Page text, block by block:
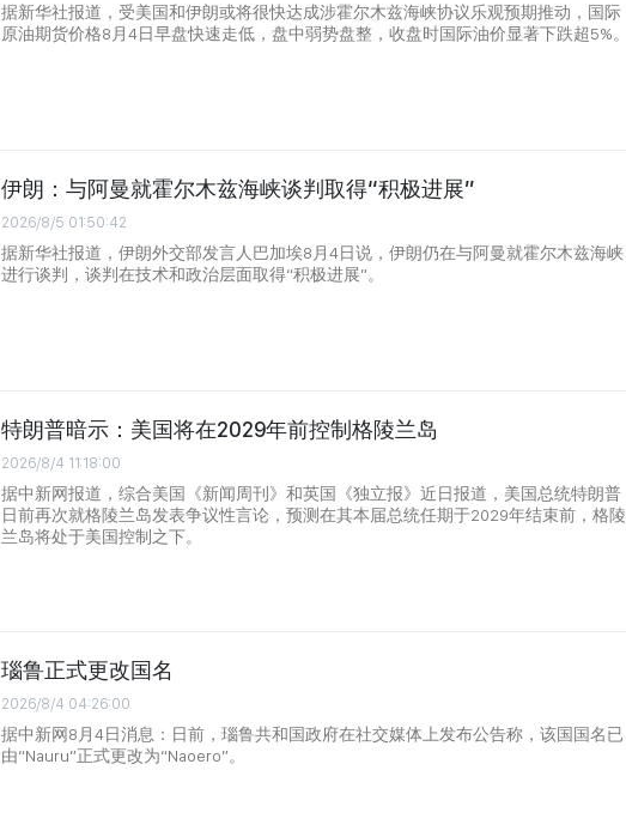
据新华社报道，受美国和伊朗或将很快达成涉霍尔木兹海峡协议乐观预期推动，国际
原油期货价格8月4日早盘快速走低，盘中弱势盘整，收盘时国际油价显著下跌超5%。
伊朗：与阿曼就霍尔木兹海峡谈判取得“积极进展”
2026/8/5 01:50:42
据新华社报道，伊朗外交部发言人巴加埃8月4日说，伊朗仍在与阿曼就霍尔木兹海峡
进行谈判，谈判在技术和政治层面取得“积极进展”。
特朗普暗示：美国将在2029年前控制格陵兰岛
2026/8/4 11:18:00
据中新网报道，综合美国《新闻周刊》和英国《独立报》近日报道，美国总统特朗普
日前再次就格陵兰岛发表争议性言论，预测在其本届总统任期于2029年结束前，格陵
兰岛将处于美国控制之下。
瑙鲁正式更改国名
2026/8/4 04:26:00
据中新网8月4日消息：日前，瑙鲁共和国政府在社交媒体上发布公告称，该国国名已
由“Nauru”正式更改为“Naoero”。